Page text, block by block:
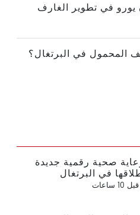
المحمول في البرتغال؟
صحية رقمية جديدة
في البرتغال
قبل 10 ساعات